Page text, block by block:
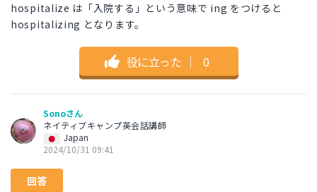
hospitalize は「入院する」という意味で ing をつけると
hospitalizing となります。
役に立った ｜ 0
Sonoさん
ネイティブキャンプ英会話講師
Japan
2024/10/31 09:41
回答